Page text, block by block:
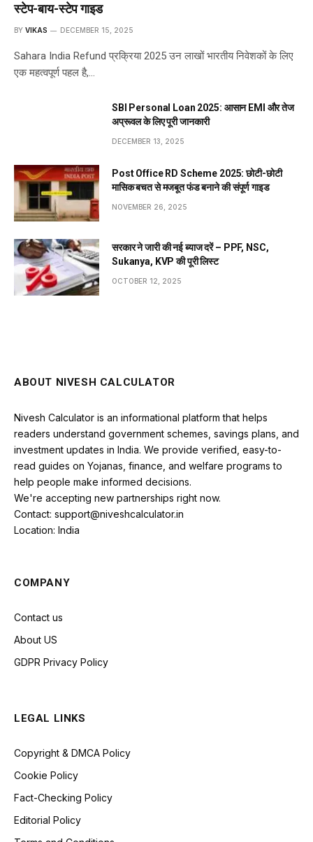
स्टेप-बाय-स्टेप गाइड
BY VIKAS DECEMBER 15, 2025
Sahara India Refund प्रक्रिया 2025 उन लाखों भारतीय निवेशकों के लिए
एक महत्वपूर्ण पहल है,…
SBI Personal Loan 2025: आसान EMI और तेज
अप्रूवल के लिए पूरी जानकारी
DECEMBER 13, 2025
Post Office RD Scheme 2025: छोटी-छोटी
मासिक बचत से मजबूत फंड बनाने की संपूर्ण गाइड
NOVEMBER 26, 2025
सरकार ने जारी की नई ब्याज दरें – PPF, NSC,
Sukanya, KVP की पूरी लिस्ट
OCTOBER 12, 2025
ABOUT NIVESH CALCULATOR
Nivesh Calculator is an informational platform that helps
readers understand government schemes, savings plans, and
investment updates in India. We provide verified, easy-to-
read guides on Yojanas, finance, and welfare programs to
help people make informed decisions.
We're accepting new partnerships right now.
Contact: support@niveshcalculator.in
Location: India
COMPANY
Contact us
About US
GDPR Privacy Policy
LEGAL LINKS
Copyright & DMCA Policy
Cookie Policy
Fact-Checking Policy
Editorial Policy